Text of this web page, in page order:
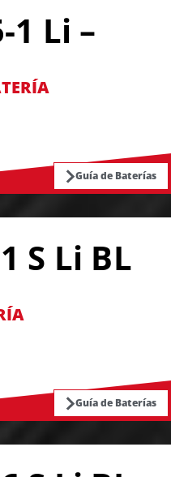
1 Li –
Guía de Baterías
S Li BL
Guía de Baterías